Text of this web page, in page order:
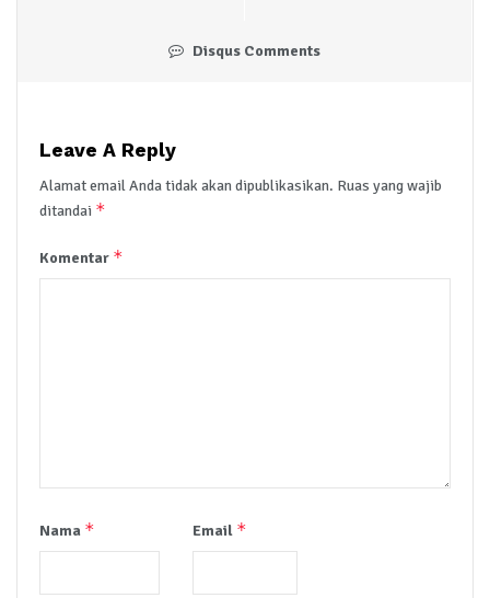
Disqus Comments
Leave A Reply
Alamat email Anda tidak akan dipublikasikan. Ruas yang wajib
ditandai *
Komentar *
Nama * Email *